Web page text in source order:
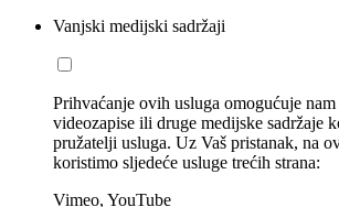
Vanjski medijski sadržaji
Prihvaćanje ovih usluga omogućuje
videozapise ili druge medijske sadržaje
pružatelji usluga. Uz Vaš pristanak, na
koristimo sljedeće usluge trećih strana:
Vimeo, YouTube